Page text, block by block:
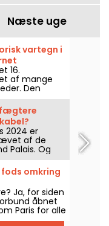
Næste uge
vartegn i
16.
af mange
Den
parisere
til
fægtere
2024 er
af de
Palais. Og
fægterne er
er den
dig det hele!
omkring
Ja, for siden
åbnet
Paris for alle